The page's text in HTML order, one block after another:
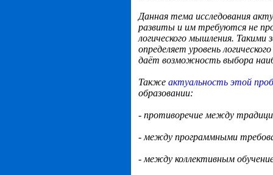
Данная тема исследования
развиты и им требуются не
логического мышления. Такими
определяет уровень
даёт возможность выбора
Также актуальность этой
образовании:
- противоречие между
- между программными
- между коллективным